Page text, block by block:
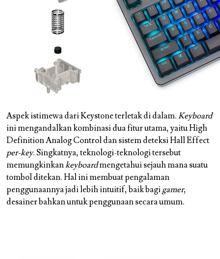
Aspek istimewa dari Keystone terletak di dalam.Keyboard
ini mengandalkan kombinasi dua fitur utama, yaitu High
Definition Analog Control dan sistem deteksi Hall Effect
per-key. Singkatnya, teknologi-teknologi tersebut
memungkinkankeyboardmengetahui sejauh mana suatu
tombol ditekan. Hal ini membuat pengalaman
penggunaannya jadi lebih intuitif, baik bagigamer,
desainer bahkan untuk penggunaan secara umum.